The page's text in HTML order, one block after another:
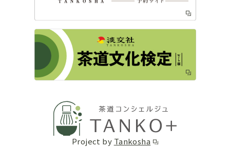
Project by Tankosha